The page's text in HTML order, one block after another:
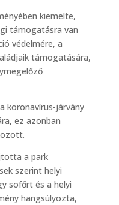
kiemelte,
támogatásra van
védelmére, a
támogatására,
koronavírus-járvány
ez azonban
a park
szerint helyi
sofőrt és a helyi
hangsúlyozta,